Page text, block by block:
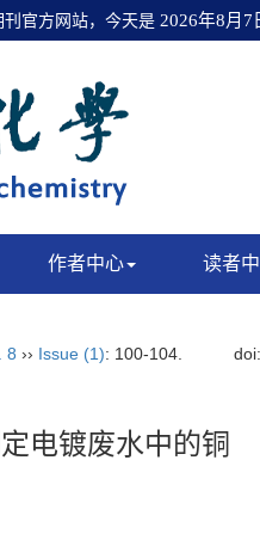
官方网站，今天是 2026年8月7
作者中心 读者
8 ›› Issue (1): 100-104. doi:
电镀废水中的铜